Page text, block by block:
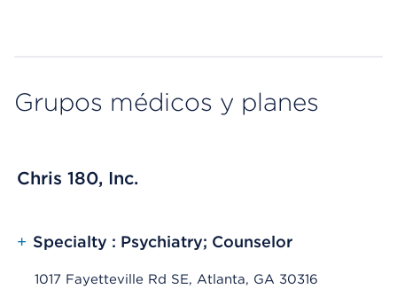
Grupos médicos y planes
Chris 180, Inc.
+ Specialty : Psychiatry; Counselor
1017 Fayetteville Rd SE, Atlanta, GA 30316